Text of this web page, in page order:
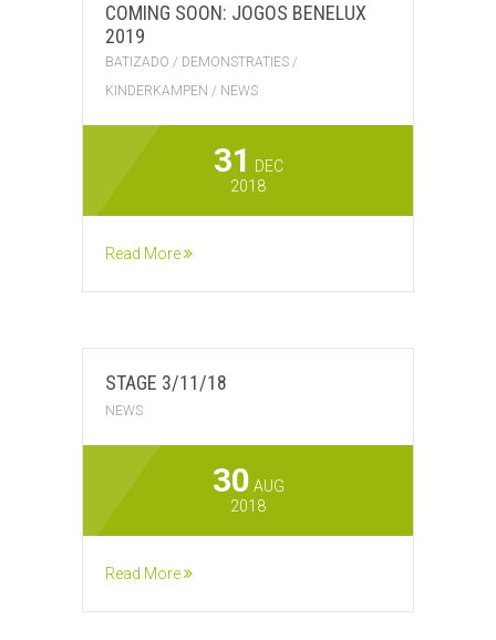
COMING SOON: JOGOS BENELUX
2019
BATIZADO / DEMONSTRATIES /
KINDERKAMPEN / NEWS
31 DEC
2018
Read More
STAGE 3/11/18
NEWS
30 AUG
2018
Read More